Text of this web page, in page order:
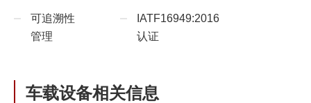
可追溯性
管理
IATF16949:2016
认证
车载设备相关信息